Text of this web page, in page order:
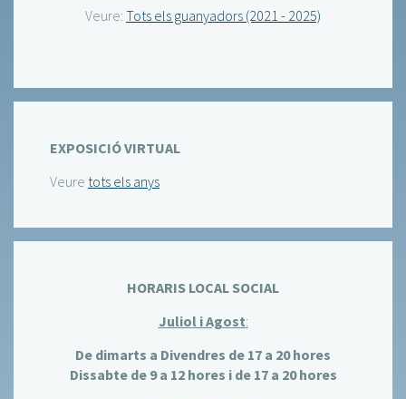
Veure: Tots els guanyadors (2021 - 2025)
EXPOSICIÓ VIRTUAL
Veure tots els anys
HORARIS LOCAL SOCIAL
Juliol i Agost:
De dimarts a Divendres de 17 a 20 hores
Dissabte de 9 a 12 hores i de 17 a 20 hores